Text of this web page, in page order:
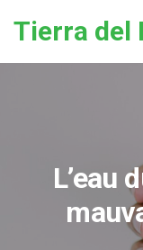
Tierra del
L’eau